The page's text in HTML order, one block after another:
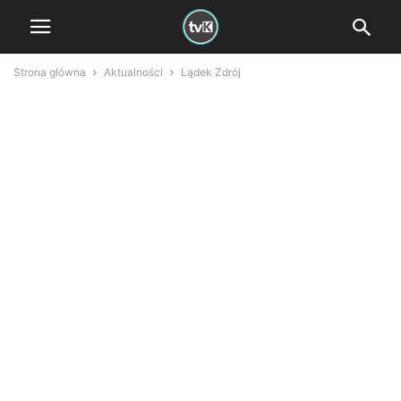
Strona główna Aktualności Lądek Zdrój